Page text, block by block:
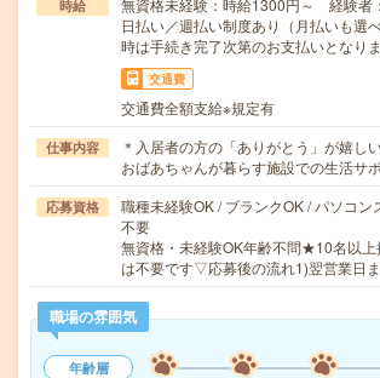
時給
無資格未経験：時給1300円～ 経験者
日払い／週払い制度あり（月払いも選
時は手続き完了次第のお支払いとなりま
交通費
交通費全額支給※規定有
仕事内容
＊入居者の方の「ありがとう」が嬉し
おばあちゃんが暮らす施設での生活サ
応募資格
職種未経験OK / ブランクOK / パソコン
不要
無資格・未経験OK年齢不問★10名以
は不要です▽応募後の流れ1)翌営業日
職場の雰囲気
年齢層